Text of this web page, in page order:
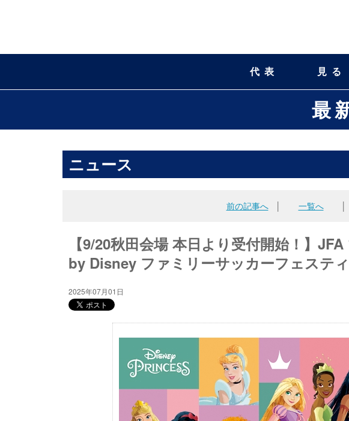
代表 見る
最
ニュース
前の記事へ│ 一覧へ
【9/20秋田会場 本日より受付開始！】
by Disney ファミリーサッカーフェステ
2025年07月01日